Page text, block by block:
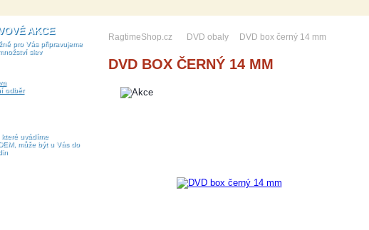
AKCE
pro Vás připravujeme
slev
odběr
které uvádíme
může být u Vás do
RagtimeShop.cz DVD obaly DVD box černý 14 mm
DVD BOX ČERNÝ 14 MM